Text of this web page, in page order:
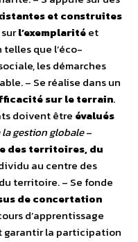
et construites
surl’exemplaritéet
telles que l’éco-
les démarches
– Se réalise dans un
sur le terrain.
doivent être évalués
gestion globale–
des territoires, du
au centre des
territoire. – Se fonde
de concertation
d’apprentissage
garantir la participation